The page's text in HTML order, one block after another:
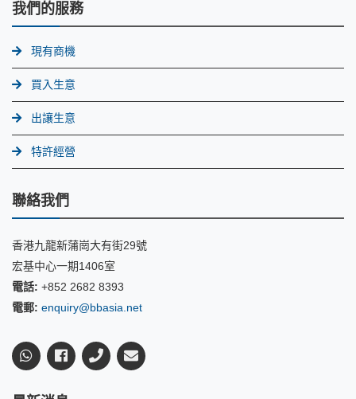
我們的服務
現有商機
買入生意
出讓生意
特許經營
聯絡我們
香港九龍新蒲崗大有街29號
宏基中心一期1406室
電話: +852 2682 8393
電郵: enquiry@bbasia.net